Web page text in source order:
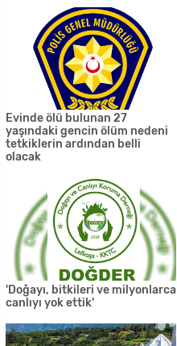
Evinde ölü bulunan 27
yaşındaki gencin ölüm nedeni
tetkiklerin ardından belli
olacak
'Doğayı, bitkileri ve milyonlarca
canlıyı yok ettik'